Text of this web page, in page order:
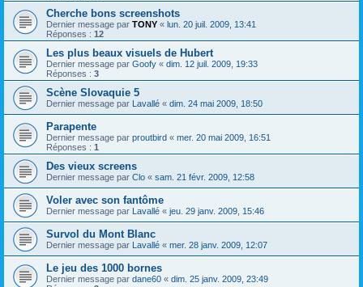
Cherche bons screenshots
Dernier message par TONY « lun. 20 juil. 2009, 13:41
Réponses : 12
Les plus beaux visuels de Hubert
Dernier message par Goofy « dim. 12 juil. 2009, 19:33
Réponses : 3
Scène Slovaquie 5
Dernier message par Lavallé « dim. 24 mai 2009, 18:50
Parapente
Dernier message par proutbird « mer. 20 mai 2009, 16:51
Réponses : 1
Des vieux screens
Dernier message par Clo « sam. 21 févr. 2009, 12:58
Voler avec son fantôme
Dernier message par Lavallé « jeu. 29 janv. 2009, 15:46
Survol du Mont Blanc
Dernier message par Lavallé « mer. 28 janv. 2009, 12:07
Le jeu des 1000 bornes
Dernier message par dane60 « dim. 25 janv. 2009, 23:49